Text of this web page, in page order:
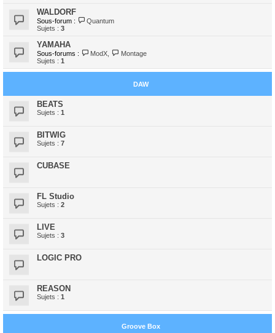
WALDORF
Sous-forum :
Quantum
Sujets : 3
YAMAHA
Sous-forums : ModX
Montage
Sujets : 1
DAW
BEATS
Sujets : 1
BITWIG
Sujets : 7
CUBASE
FL Studio
Sujets : 2
LIVE
Sujets : 3
LOGIC PRO
REASON
Sujets : 1
Groove Box